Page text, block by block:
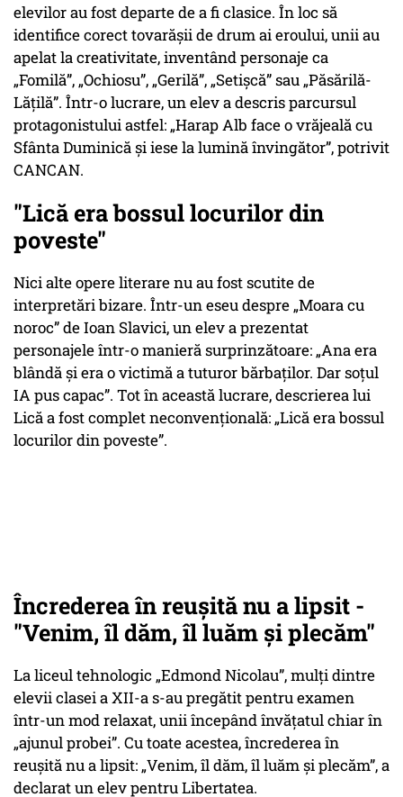
elevilor au fost departe de a fi clasice. În loc să
identifice corect tovarășii de drum ai eroului, unii au
apelat la creativitate, inventând personaje ca
„Fomilă”, „Ochiosu”, „Gerilă”, „Setișcă” sau „Păsărilă-
Lățilă”. Într-o lucrare, un elev a descris parcursul
protagonistului astfel: „Harap Alb face o vrăjeală cu
Sfânta Duminică și iese la lumină învingător”, potrivit
CANCAN.
"Lică era bossul locurilor din
poveste"
Nici alte opere literare nu au fost scutite de
interpretări bizare. Într-un eseu despre „Moara cu
noroc” de Ioan Slavici, un elev a prezentat
personajele într-o manieră surprinzătoare: „Ana era
blândă și era o victimă a tuturor bărbaților. Dar soțul
IA pus capac”. Tot în această lucrare, descrierea lui
Lică a fost complet neconvențională: „Lică era bossul
locurilor din poveste”.
Încrederea în reușită nu a lipsit -
"Venim, îl dăm, îl luăm și plecăm"
La liceul tehnologic „Edmond Nicolau”, mulți dintre
elevii clasei a XII-a s-au pregătit pentru examen
într-un mod relaxat, unii începând învățatul chiar în
„ajunul probei”. Cu toate acestea, încrederea în
reușită nu a lipsit: „Venim, îl dăm, îl luăm și plecăm”, a
declarat un elev pentru Libertatea.